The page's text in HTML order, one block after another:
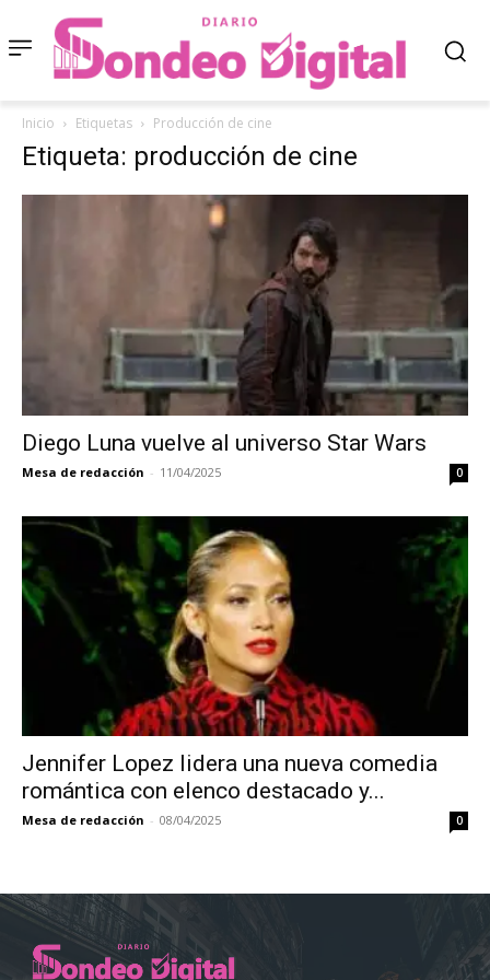
Inicio Etiquetas Producción de cine
Etiqueta: producción de cine
Diego Luna vuelve al universo Star Wars
Mesa de redacción - 11/04/2025 0
Jennifer Lopez lidera una nueva comedia
romántica con elenco destacado y...
Mesa de redacción - 08/04/2025 0